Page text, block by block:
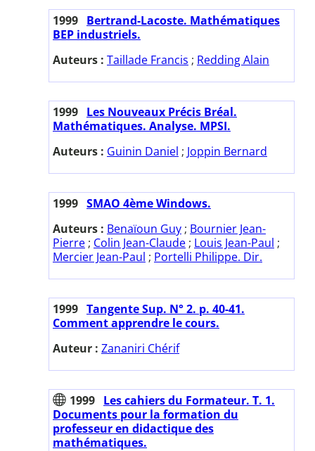
1999 Bertrand-Lacoste. Mathématiques
BEP industriels.
Auteurs : Taillade Francis ; Redding Alain
1999 Les Nouveaux Précis Bréal.
Mathématiques. Analyse. MPSI.
Auteurs : Guinin Daniel ; Joppin Bernard
1999 SMAO 4ème Windows.
Auteurs : Benaïoun Guy ; Bournier Jean-
Pierre ; Colin Jean-Claude ; Louis Jean-Paul ;
Mercier Jean-Paul ; Portelli Philippe. Dir.
1999 Tangente Sup. N° 2. p. 40-41.
Comment apprendre le cours.
Auteur : Zananiri Chérif
1999 Les cahiers du Formateur. T. 1.
Documents pour la formation du
professeur en didactique des
mathématiques.